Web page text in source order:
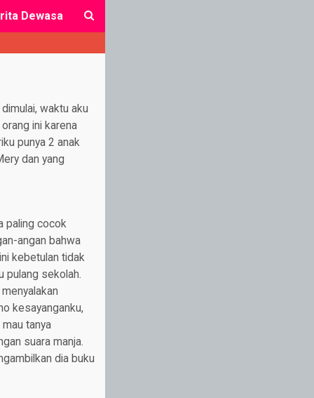
Dewasa
waktu aku
ini karena
punya 2 anak
dan yang
paling cocok
angan bahwa
kebetulan tidak
pulang sekolah.
kesayanganku,
tanya
suara manja.
dia buku